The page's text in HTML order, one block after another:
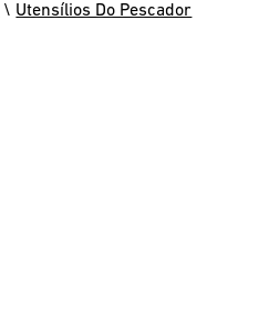
\ Utensílios Do Pescador